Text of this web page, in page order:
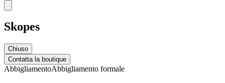
Skopes
Chiuso
Contatta la boutique
AbbigliamentoAbbigliamento formale